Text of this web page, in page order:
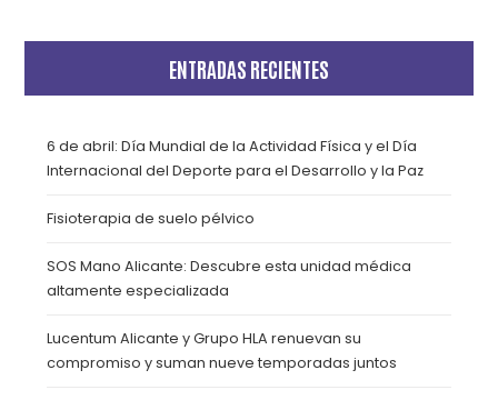
ENTRADAS RECIENTES
6 de abril: Día Mundial de la Actividad Física y el Día
Internacional del Deporte para el Desarrollo y la Paz
Fisioterapia de suelo pélvico
SOS Mano Alicante: Descubre esta unidad médica
altamente especializada
Lucentum Alicante y Grupo HLA renuevan su
compromiso y suman nueve temporadas juntos